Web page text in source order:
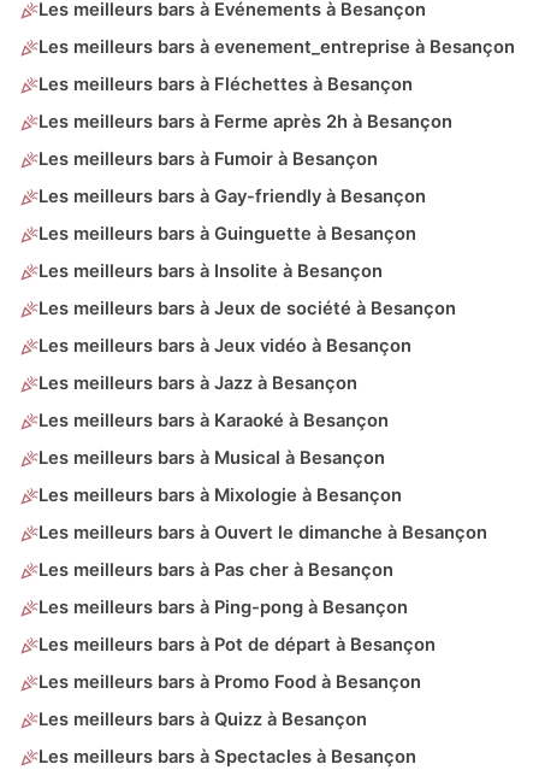
Les meilleurs bars à Evénements à Besançon
Les meilleurs bars à evenement_entreprise à Besançon
Les meilleurs bars à Fléchettes à Besançon
Les meilleurs bars à Ferme après 2h à Besançon
Les meilleurs bars à Fumoir à Besançon
Les meilleurs bars à Gay-friendly à Besançon
Les meilleurs bars à Guinguette à Besançon
Les meilleurs bars à Insolite à Besançon
Les meilleurs bars à Jeux de société à Besançon
Les meilleurs bars à Jeux vidéo à Besançon
Les meilleurs bars à Jazz à Besançon
Les meilleurs bars à Karaoké à Besançon
Les meilleurs bars à Musical à Besançon
Les meilleurs bars à Mixologie à Besançon
Les meilleurs bars à Ouvert le dimanche à Besançon
Les meilleurs bars à Pas cher à Besançon
Les meilleurs bars à Ping-pong à Besançon
Les meilleurs bars à Pot de départ à Besançon
Les meilleurs bars à Promo Food à Besançon
Les meilleurs bars à Quizz à Besançon
Les meilleurs bars à Spectacles à Besançon